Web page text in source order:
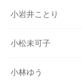
小岩井ことり
小松未可子
小林ゆう